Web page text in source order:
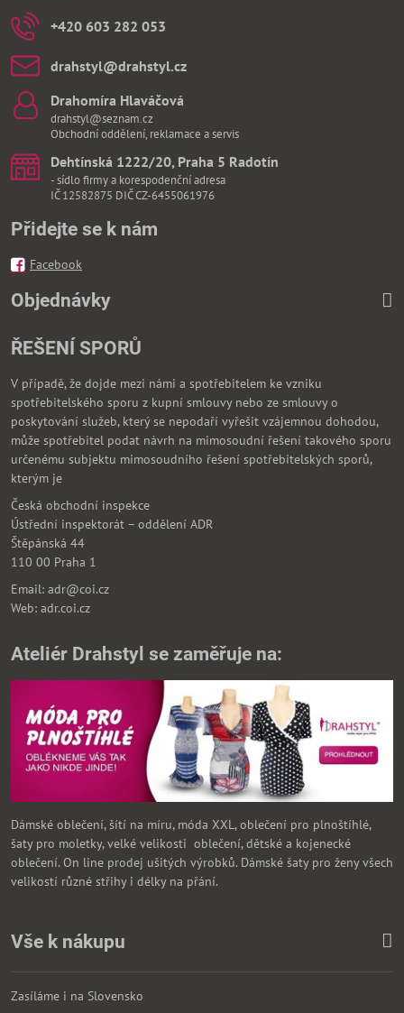
+420 603 282 053
drahstyl​@drahstyl​.cz
Drahomíra Hlaváčová
drahstyl@seznam.cz
Obchodní oddělení, reklamace a servis
Dehtínská 1222/20, Praha 5 Radotín
- sídlo firmy a korespodenční adresa
IČ 12582875 DIČ CZ-6455061976
Přidejte se k nám
Facebook
Objednávky
ŘEŠENÍ SPORŮ
V případě, že dojde mezi námi a spotřebitelem ke vzniku
spotřebitelského sporu z kupní smlouvy nebo ze smlouvy o
poskytování služeb, který se nepodaří vyřešit vzájemnou dohodou,
může spotřebitel podat návrh na mimosoudní řešení takového sporu
určenému subjektu mimosoudního řešení spotřebitelských sporů,
kterým je
Česká obchodní inspekce
Ústřední inspektorát – oddělení ADR
Štěpánská 44
110 00 Praha 1
Email: adr@coi.cz
Web: adr.coi.cz
Ateliér Drahstyl se zaměřuje na:
Dámské oblečení, šítí na míru, móda XXL, oblečení pro plnoštíhlé,
šaty pro moletky, velké velikosti oblečení, dětské a kojenecké
oblečení. On line prodej ušitých výrobků. Dámské šaty pro ženy všech
velikostí různé střihy i délky na přání.
Vše k nákupu
Zasíláme i na Slovensko